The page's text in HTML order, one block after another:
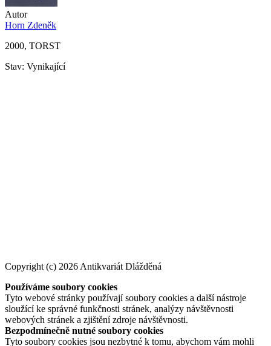
Autor
Horn Zdeněk
2000, TORST
Stav: Vynikající
Copyright (c) 2026 Antikvariát Dlážděná
Používáme soubory cookies
Tyto webové stránky používají soubory cookies a další nástroje
sloužící ke správné funkčnosti stránek, analýzy návštěvnosti
webových stránek a zjištění zdroje návštěvnosti.
Bezpodmínečně nutné soubory cookies
Tyto soubory cookies jsou nezbytné k tomu, abychom vám mohli